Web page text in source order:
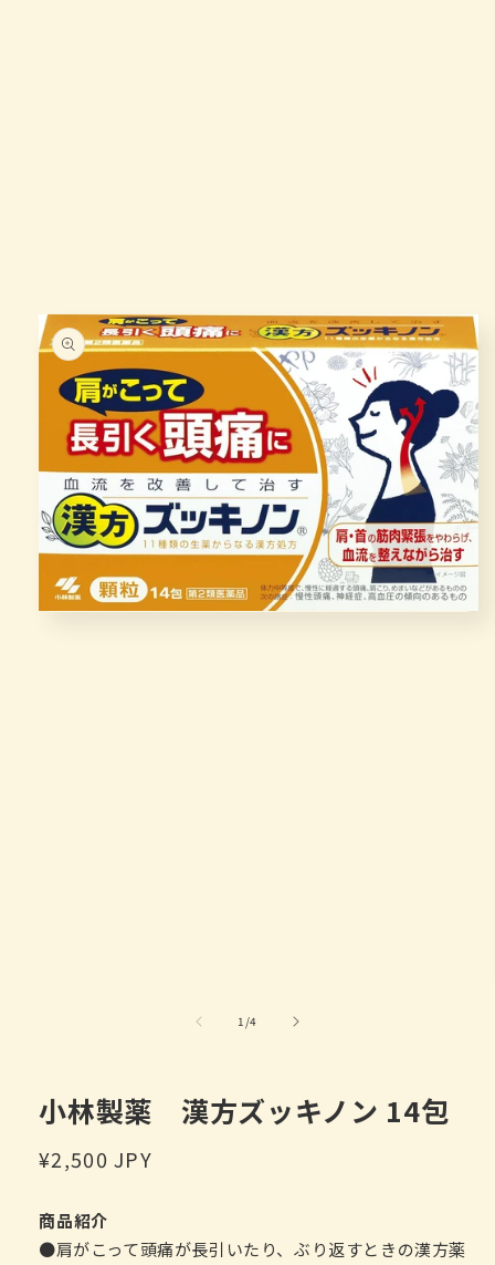
1 //4
小林製薬 漢方ズッキノン 14包
常
价
格
¥2,500 JPY
商品紹介
●肩がこって頭痛が長引いたり、ぶり返すときの漢方薬